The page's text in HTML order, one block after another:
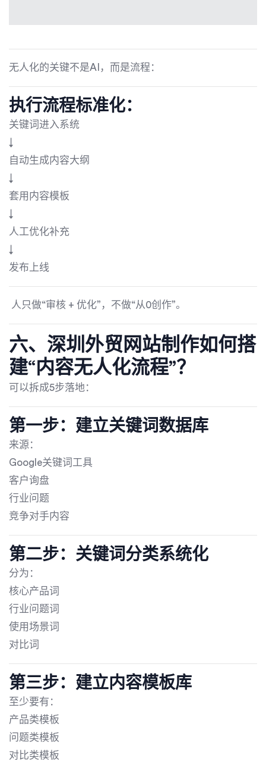
无人化的关键不是AI，而是流程：
执行流程标准化：
关键词进入系统
↓
自动生成内容大纲
↓
套用内容模板
↓
人工优化补充
↓
发布上线
人只做“审核 + 优化”，不做“从0创作”。
六、 深圳外贸网站制作如何搭
建“内容无人化流程”？
可以拆成5步落地：
第一步：建立关键词数据库
来源：
Google关键词工具
客户询盘
行业问题
竞争对手内容
第二步：关键词分类系统化
分为：
核心产品词
行业问题词
使用场景词
对比词
第三步：建立内容模板库
至少要有：
产品类模板
问题类模板
对比类模板